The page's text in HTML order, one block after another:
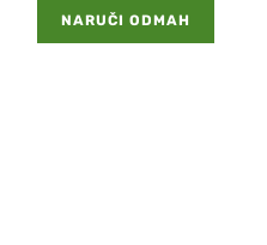
NARUČI ODMAH